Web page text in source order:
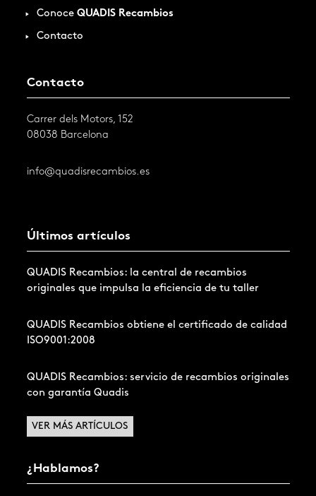
Conoce QUADIS Recambios
Contacto
Contacto
Carrer dels Motors, 152
08038 Barcelona
info@quadisrecambios.es
VER MÁS ARTÍCULOS
Últimos artículos
QUADIS Recambios: la central de recambios
originales que impulsa la eficiencia de tu taller
QUADIS Recambios obtiene el certificado de calidad
ISO9001:2008
QUADIS Recambios: servicio de recambios originales
con garantía Quadis
¿Hablamos?